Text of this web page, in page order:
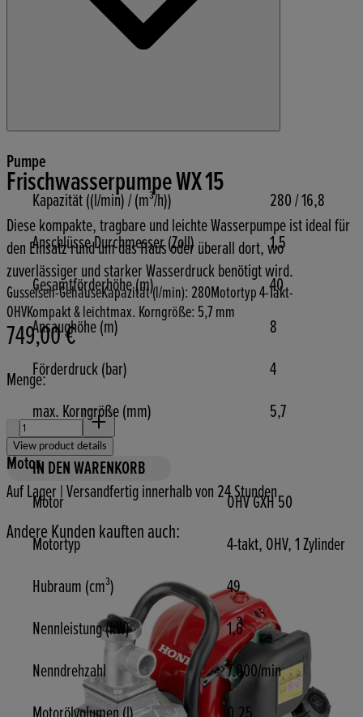
Pumpe
Kapazität ((l/min) / (m³/h))
280 / 16,8
Anschlüsse Durchmesser (Zoll)
1,5
Gesamtförderhöhe (m)
40
Ansaughöhe (m)
8
Förderdruck (bar)
4
max. Korngröße (mm)
5,7
Motor
Motor
OHV GXH 50
Motortyp
4-takt, OHV, 1 Zylinder
Hubraum (cm³)
49
Nennleistung (kW)
1,6
Nenndrehzahl
7.000/min
Frischwasserpumpe WX 15
Diese kompakte, tragbare und leichte Wasserpumpe ist ideal für
den Einsatz rund um das Haus oder überall dort, wo
zuverlässiger und starker Wasserdruck benötigt wird.
Gusseisen-GehäuseKapazität (l/min): 280Motortyp 4-Takt-
OHVKompakt & leichtmax. Korngröße: 5,7 mm
Aktueller Preis: 749,00 €.
749,00 €
Menge:
Menge:
View product details
IN DEN WARENKORB
Auf Lager | Versandfertig innerhalb von 24 Stunden
Andere Kunden kauften auch: